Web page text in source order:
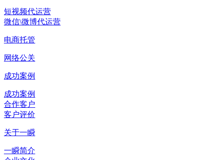
短视频代运营
微信\微博代运营
电商托管
网络公关
成功案例
成功案例
合作客户
客户评价
关于一瞬
一瞬简介